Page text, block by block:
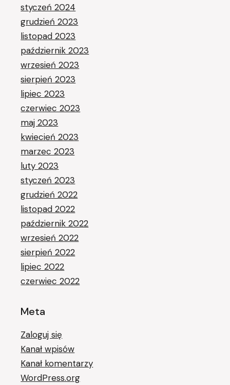
styczeń 2024
grudzień 2023
listopad 2023
październik 2023
wrzesień 2023
sierpień 2023
lipiec 2023
czerwiec 2023
maj 2023
kwiecień 2023
marzec 2023
luty 2023
styczeń 2023
grudzień 2022
listopad 2022
październik 2022
wrzesień 2022
sierpień 2022
lipiec 2022
czerwiec 2022
Meta
Zaloguj się
Kanał wpisów
Kanał komentarzy
WordPress.org